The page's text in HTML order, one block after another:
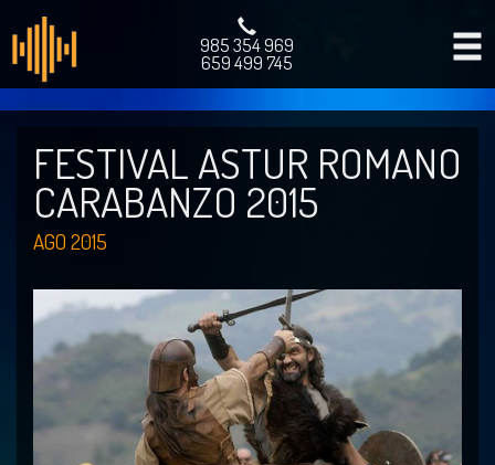
985 354 969
659 499 745
FESTIVAL ASTUR ROMANO
CARABANZO 2015
AGO 2015